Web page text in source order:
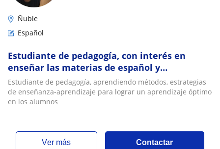
Ñuble
Español
Estudiante de pedagogía, con interés en
enseñar las materias de español y
matemáticas en nivel primaria
Estudiante de pedagogía, aprendiendo métodos, estrategias
de enseñanza-aprendizaje para lograr un aprendizaje óptimo
en los alumnos
ver más Contactar